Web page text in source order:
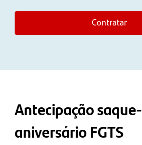
Contratar
Antecipação saque-
aniversário FGTS